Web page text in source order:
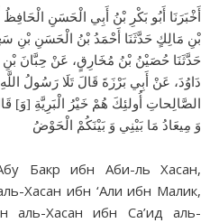
أَخْبَرَنَا أَبُو بَكْرِ بْنُ أَبِي الْحَسَنِ
بْنِ مَالِكٍ‌ حَدَّثَنَا أَحْمَدُ بْنُ الْحَسَنِ بْنِ
حَدَّثَنَا حُصَيْنُ بْنُ مُخَارِقٍ، عَنْ حِبَّانَ
دَاوُدَ، عَنْ أَبِي بَرْزَةَ قَالَ‌ تَلَا رَسُولُ
الصَّالِحاتِ أُولئِكَ هُمْ خَيْرُ الْبَرِيَّةِ [وَ]
وَ مِيعَادُ مَا بَيْنِي وَ بَيْنَكُمْ الْحَوْضُ
Бакр ибн Аби-ль Хасан,
Хасан ибн ‘Али ибн Малик,
аль-Хасан ибн Са’ид аль-